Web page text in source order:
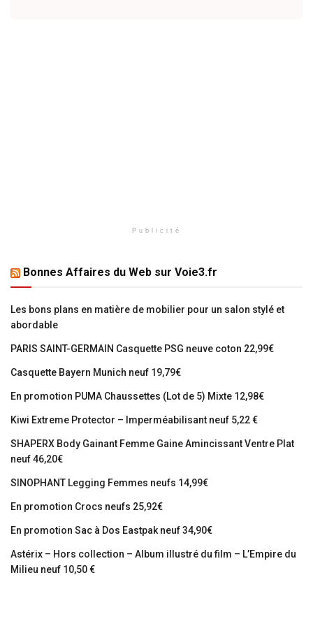
Publicité
Bonnes Affaires du Web sur Voie3.fr
Les bons plans en matière de mobilier pour un salon stylé et
abordable
PARIS SAINT-GERMAIN Casquette PSG neuve coton 22,99€
Casquette Bayern Munich neuf 19,79€
En promotion PUMA Chaussettes (Lot de 5) Mixte 12,98€
Kiwi Extreme Protector – Imperméabilisant neuf 5,22 €
SHAPERX Body Gainant Femme Gaine Amincissant Ventre Plat
neuf 46,20€
SINOPHANT Legging Femmes neufs 14,99€
En promotion Crocs neufs 25,92€
En promotion Sac à Dos Eastpak neuf 34,90€
Astérix – Hors collection – Album illustré du film – L’Empire du
Milieu neuf 10,50 €